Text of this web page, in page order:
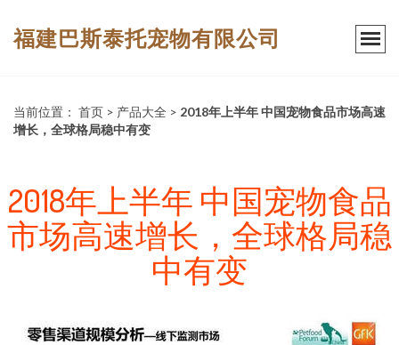
福建巴斯泰托宠物有限公司
当前位置： 首页 > 产品大全 > 2018年上半年 中国宠物食品市场高速
增长，全球格局稳中有变
2018年上半年 中国宠物食品
市场高速增长，全球格局稳
中有变